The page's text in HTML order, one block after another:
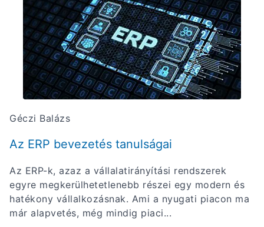
Géczi Balázs
Az ERP bevezetés tanulságai
Az ERP-k, azaz a vállalatirányítási rendszerek
egyre megkerülhetetlenebb részei egy modern és
hatékony vállalkozásnak. Ami a nyugati piacon ma
már alapvetés, még mindig piaci...